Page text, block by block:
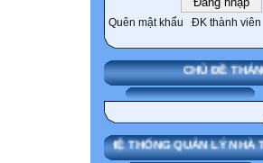
Quên mật khẩu ĐK thành viên
CHỦ ĐỀ THÁNG
SMAS HỆ THỐNG QUẢN LÝ